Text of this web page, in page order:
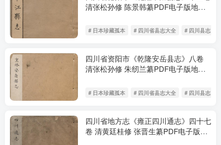
清张松孙修 陈景韩纂PDF电子版地方
# 日本珍藏孤本 # 四川省县志大全 # 四川县志
四川省资阳市《乾隆安岳县志》八卷
清张松孙修 朱纫兰纂PDF电子版地方
# 日本珍藏孤本 # 四川省县志大全 # 四川县志
四川省地方志《雍正四川通志》四十七
卷 清黄廷桂修 张晋生纂PDF电子版地